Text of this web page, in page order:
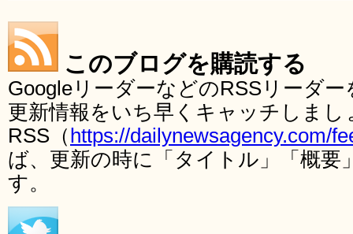
このブログを購読する
GoogleリーダーなどのRSSリーダ
更新情報をいち早くキャッチしま
RSS（ https://dailynewsagency.com/
ば、更新の時に「タイトル」「概要
す。